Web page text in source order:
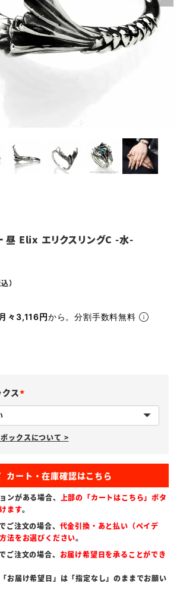
昼 Elix エリクスリングC -水-
月々3,116円から。分割手数料無料
ス
必
須
)
ックスについて >
ンがある場合、 上部の「カートはこちら」ボタ
ます。
ご注文の場合、 代金引換・あと払い（ペイデ
法をお選びください。
ご注文の場合、 お届け希望日を承ることができ
お届け希望日」は「指定なし」のままでお願い